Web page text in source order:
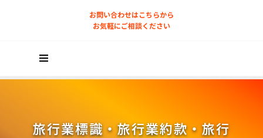
お問い合わせはこちらから
お気軽にご相談ください
旅行業標識・旅行業約款・旅行